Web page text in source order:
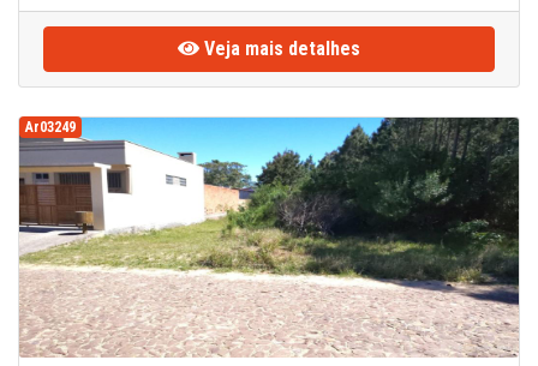
Veja mais detalhes
Ar03249